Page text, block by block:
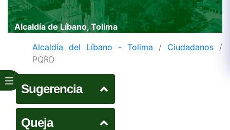
Alcaldía de Líbano, Tolima
Alcaldía del Líbano - Tolima / Ciudadanos /
PQRD
Sugerencia
Queja